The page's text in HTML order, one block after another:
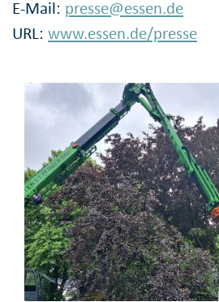
E-Mail: presse@essen.de
URL: www.essen.de/presse